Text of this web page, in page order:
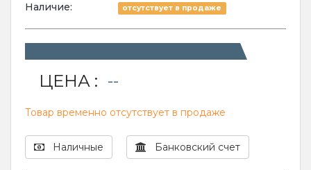
Наличие:
отсутствует в продаже
ЦЕНА : --
Товар временно отсутствует в продаже
Наличные Банковский счет